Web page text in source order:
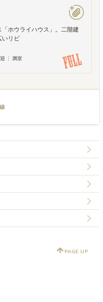
ホウライハウス」。二階建
いリビ
満室
PAGE UP